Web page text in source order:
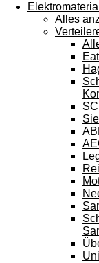
Elektromaterial
Alles